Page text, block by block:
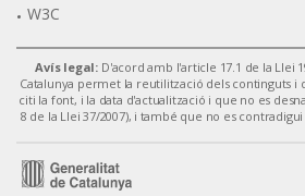
W3C
Avís legal: D'acord amb l'article 17.1 de la Llei
Catalunya permet la reutilització dels continguts i
citi la font, i la data d'actualització i que no es
8 de la Llei 37/2007), i també que no es